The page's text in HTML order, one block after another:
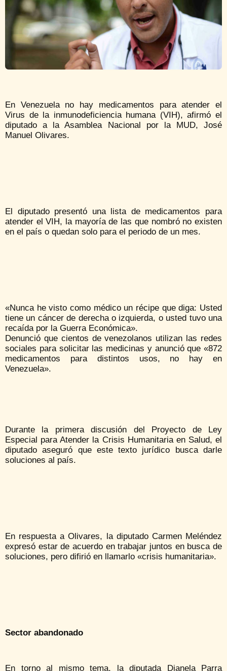
En Venezuela no hay medicamentos para atender el
Virus de la inmunodeficiencia humana (VIH), afirmó el
diputado a la Asamblea Nacional por la MUD, José
Manuel Olivares.
El diputado presentó una lista de medicamentos para
atender el VIH, la mayoría de las que nombró no existen
en el país o quedan solo para el periodo de un mes.
«Nunca he visto como médico un récipe que diga: Usted
tiene un cáncer de derecha o izquierda, o usted tuvo una
recaída por la Guerra Económica».
Denunció que cientos de venezolanos utilizan las redes
sociales para solicitar las medicinas y anunció que «872
medicamentos para distintos usos, no hay en
Venezuela».
Durante la primera discusión del Proyecto de Ley
Especial para Atender la Crisis Humanitaria en Salud, el
diputado aseguró que este texto jurídico busca darle
soluciones al país.
En respuesta a Olivares, la diputado Carmen Meléndez
expresó estar de acuerdo en trabajar juntos en busca de
soluciones, pero difirió en llamarlo «crisis humanitaria».
Sector abandonado
En torno al mismo tema, la diputada Dianela Parra